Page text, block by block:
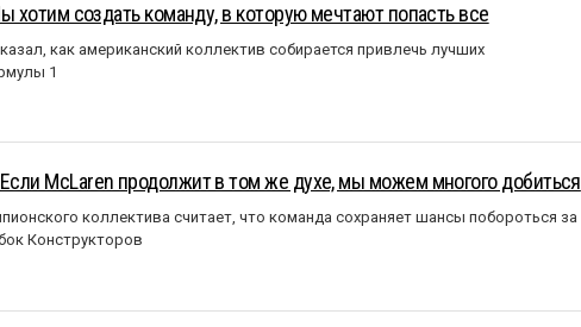
хотим создать команду, в которую мечтают попасть все
как американский коллектив собирается привлечь лучших
1
McLaren продолжит в том же духе, мы можем многого добиться
коллектива считает, что команда сохраняет шансы побороться за
Конструкторов